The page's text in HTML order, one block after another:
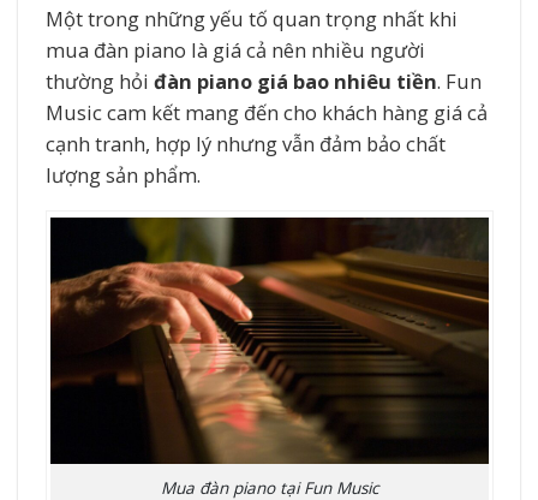
Một trong những yếu tố quan trọng nhất khi
mua đàn piano là giá cả nên nhiều người
thường hỏi đàn piano giá bao nhiêu tiền. Fun
Music cam kết mang đến cho khách hàng giá cả
cạnh tranh, hợp lý nhưng vẫn đảm bảo chất
lượng sản phẩm.
Mua đàn piano tại Fun Music